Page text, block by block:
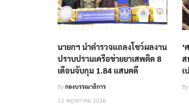
นายกฯ นำตำรวจแถลงโชว์ผลงาน
ปราบปรามเครือข่ายยาเสพติด 8
เดือนจับกุม 1.84 แสนคดี
Byกองบรรณาธิการ
12 พฤษภาคม 2026
‘
ส
เ